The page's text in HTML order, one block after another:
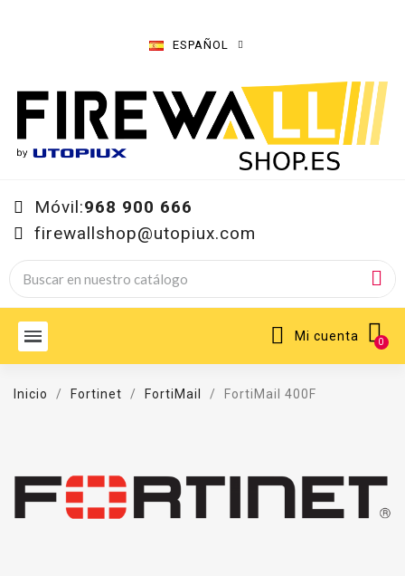
ESPAÑOL
Móvil:968 900 666
firewallshop@utopiux.com
Mi cuenta
Inicio Fortinet FortiMail FortiMail 400F